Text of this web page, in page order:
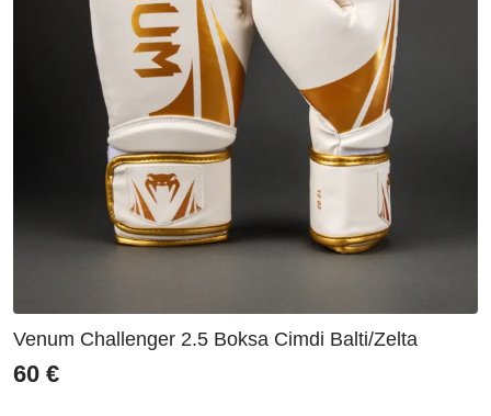
Venum Challenger 2.5 Boksa Cimdi Balti/Zelta
60 €